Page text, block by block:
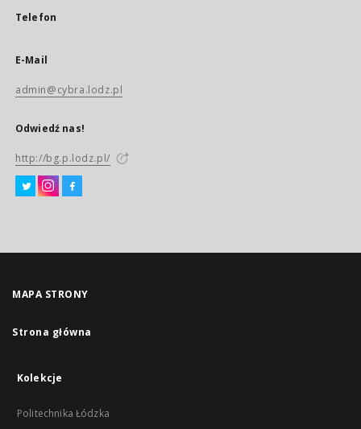
Telefon
E-Mail
admin@cybra.lodz.pl
Odwiedź nas!
http://bg.p.lodz.pl/
MAPA STRONY
Strona główna
Kolekcje
Politechnika Łódzka